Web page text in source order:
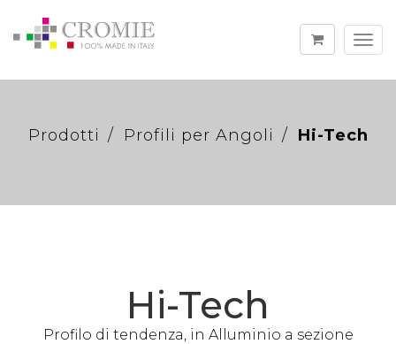
Prodotti Profili per Angoli Hi-Tech
Hi-Tech
Profilo di tendenza, in Alluminio a sezione